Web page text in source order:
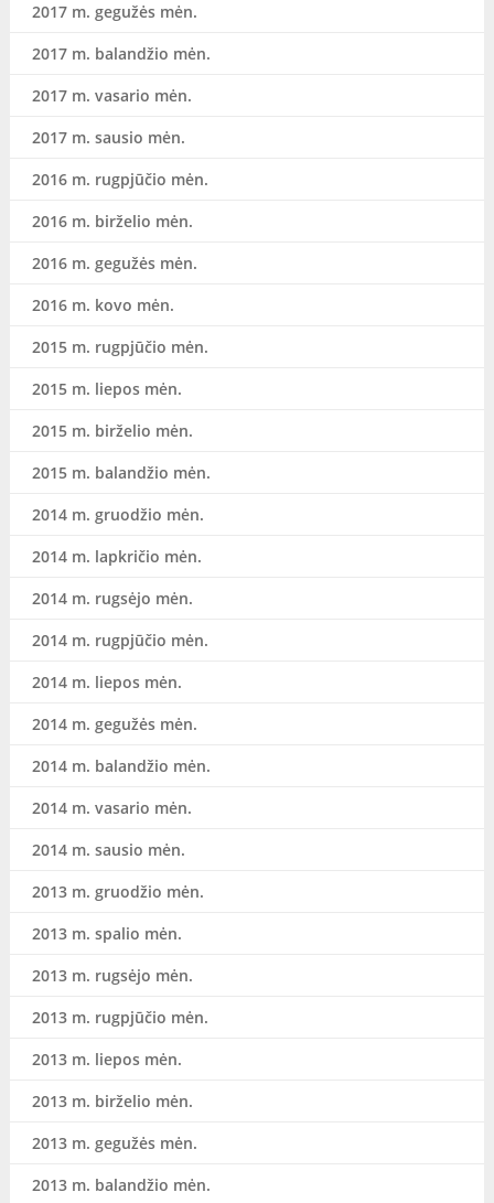
2017 m. gegužės mėn.
2017 m. balandžio mėn.
2017 m. vasario mėn.
2017 m. sausio mėn.
2016 m. rugpjūčio mėn.
2016 m. birželio mėn.
2016 m. gegužės mėn.
2016 m. kovo mėn.
2015 m. rugpjūčio mėn.
2015 m. liepos mėn.
2015 m. birželio mėn.
2015 m. balandžio mėn.
2014 m. gruodžio mėn.
2014 m. lapkričio mėn.
2014 m. rugsėjo mėn.
2014 m. rugpjūčio mėn.
2014 m. liepos mėn.
2014 m. gegužės mėn.
2014 m. balandžio mėn.
2014 m. vasario mėn.
2014 m. sausio mėn.
2013 m. gruodžio mėn.
2013 m. spalio mėn.
2013 m. rugsėjo mėn.
2013 m. rugpjūčio mėn.
2013 m. liepos mėn.
2013 m. birželio mėn.
2013 m. gegužės mėn.
2013 m. balandžio mėn.